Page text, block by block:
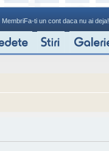
MembriFa-ti un cont daca nu ai deja!